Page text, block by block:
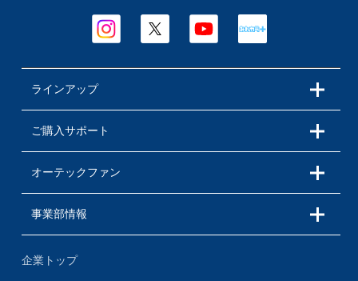
ラインアップ
ご購入サポート
オーテックファン
事業部情報
企業トップ